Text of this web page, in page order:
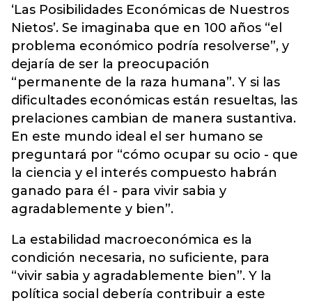
‘Las Posibilidades Económicas de Nuestros
Nietos’. Se imaginaba que en 100 años “el
problema económico podría resolverse”, y
dejaría de ser la preocupación
“permanente de la raza humana”. Y si las
dificultades económicas están resueltas, las
prelaciones cambian de manera sustantiva.
En este mundo ideal el ser humano se
preguntará por “cómo ocupar su ocio - que
la ciencia y el interés compuesto habrán
ganado para él - para vivir sabia y
agradablemente y bien”.
La estabilidad macroeconómica es la
condición necesaria, no suficiente, para
“vivir sabia y agradablemente bien”. Y la
política social debería contribuir a este